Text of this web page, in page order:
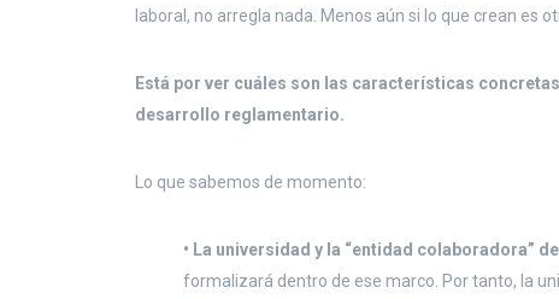
laboral, no arregla nada. Menos aún si lo que crean es
Está por ver cuáles son las características
desarrollo reglamentario.
Lo que sabemos de momento:
• La universidad y la “entidad colaboradora”
formalizará dentro de ese marco. Por tanto, la